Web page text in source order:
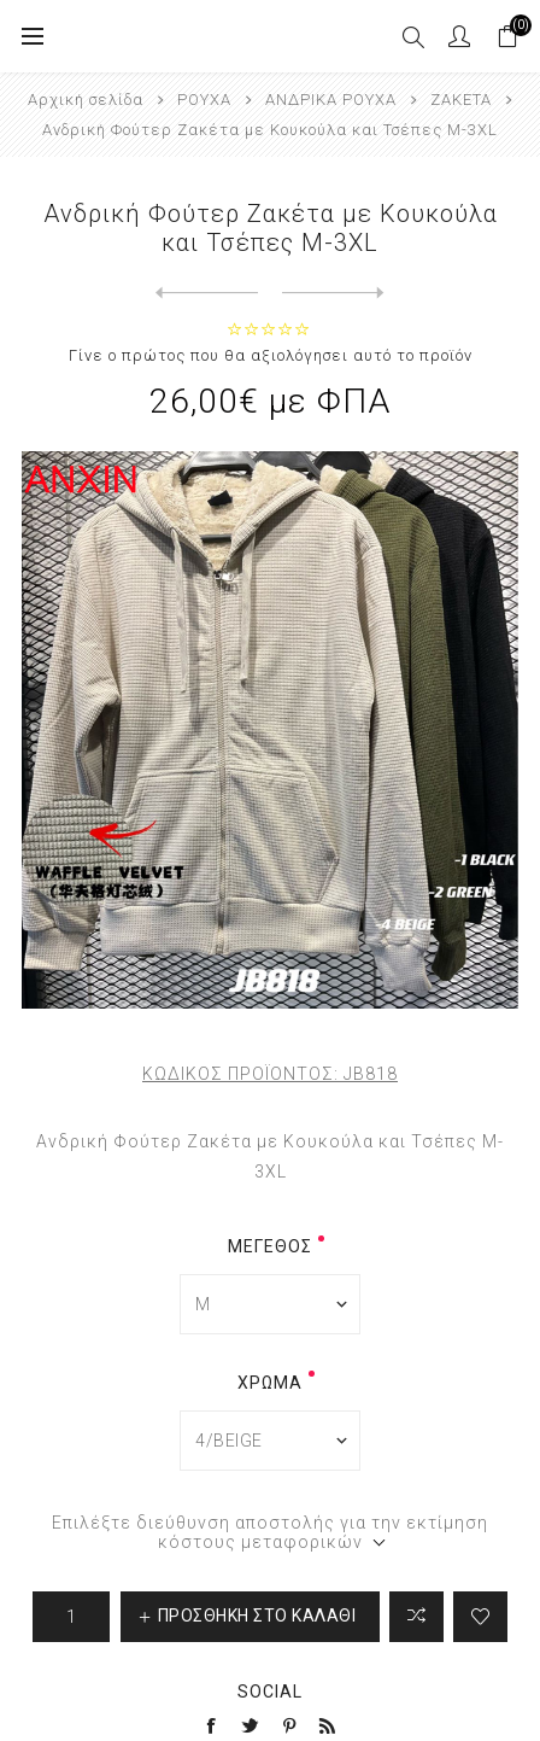
(0)
Αρχική σελίδα ΡΟΥΧΑ ΑΝΔΡΙΚΑ ΡΟΥΧΑ
ΖΑΚΕΤΑ
Ανδρική Φούτερ Ζακέτα με Κουκούλα και Τσέπες M-3XL
Ανδρική Φούτερ Ζακέτα με Κουκούλα
και Τσέπες M-3XL
Γίνε ο πρώτος που θα αξιολόγησει αυτό το προϊόν
26,00€ με ΦΠΑ
ΚΩΔΙΚΟΣ ΠΡΟΪΟΝΤΟΣ: JB818
Ανδρική Φούτερ Ζακέτα με Κουκούλα και Τσέπες M-
3XL
ΜΈΓΕΘΟΣ
ΧΡΏΜΑ
Επιλέξτε διεύθυνση αποστολής για την εκτίμηση
κόστους μεταφορικών
ΠΡΟΣΘΉΚΗ ΣΤΟ ΚΑΛΆΘΙ
SOCIAL